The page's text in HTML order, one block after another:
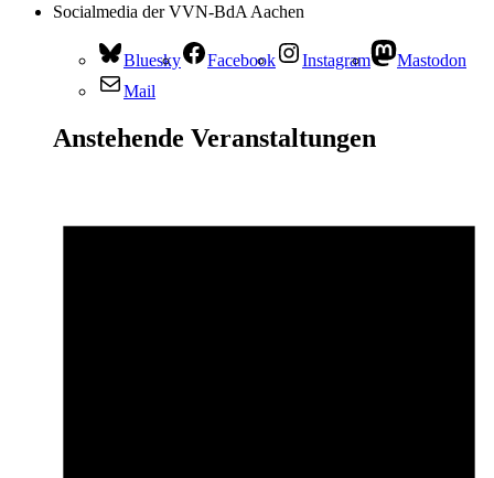
Socialmedia der VVN-BdA Aachen
Bluesky Facebook Instagram
Mastodon
Mail
Anstehende Veranstaltungen